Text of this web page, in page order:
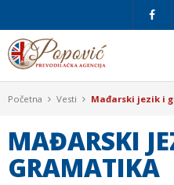
Početna Vesti Mađarski jezik i
MAĐARSKI
GRAMATIKA